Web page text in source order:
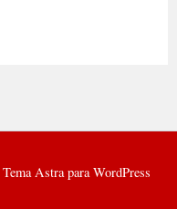
Tema Astra para WordPress